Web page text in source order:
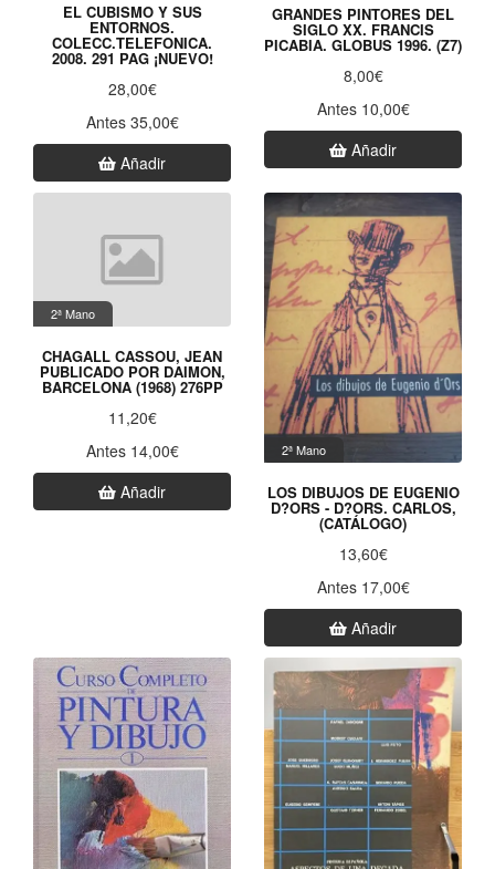
EL CUBISMO Y SUS
ENTORNOS.
COLECC.TELEFONICA.
2008. 291 PAG ¡NUEVO!
28,00€
Antes 35,00€
Añadir
GRANDES PINTORES DEL
SIGLO XX. FRANCIS
PICABIA. GLOBUS 1996. (Z7)
8,00€
Antes 10,00€
Añadir
2ª Mano
CHAGALL CASSOU, JEAN
PUBLICADO POR DAIMON,
BARCELONA (1968) 276PP
11,20€
Antes 14,00€
Añadir
2ª Mano
LOS DIBUJOS DE EUGENIO
D?ORS - D?ORS. CARLOS,
(CATÁLOGO)
13,60€
Antes 17,00€
Añadir